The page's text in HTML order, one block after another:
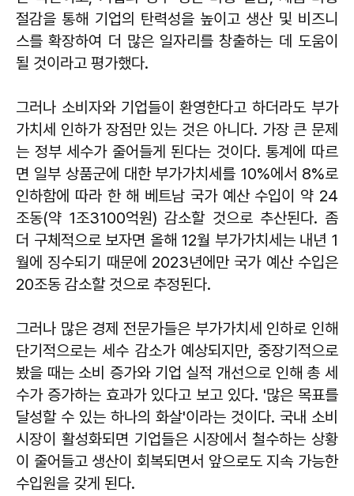
절감을 통해 기업의 탄력성을 높이고 생산 및 비즈니
스를 확장하여 더 많은 일자리를 창출하는 데 도움이
될 것이라고 평가했다.
그러나 소비자와 기업들이 환영한다고 하더라도 부가
가치세 인하가 장점만 있는 것은 아니다. 가장 큰 문제
는 정부 세수가 줄어들게 된다는 것이다. 통계에 따르
면 일부 상품군에 대한 부가가치세를 10%에서 8%로
인하함에 따라 한 해 베트남 국가 예산 수입이 약 24
조동(약 1조3100억원) 감소할 것으로 추산된다. 좀
더 구체적으로 보자면 올해 12월 부가가치세는 내년 1
월에 징수되기 때문에 2023년에만 국가 예산 수입은
20조동 감소할 것으로 추정된다.
그러나 많은 경제 전문가들은 부가가치세 인하로 인해
단기적으로는 세수 감소가 예상되지만, 중장기적으로
봤을 때는 소비 증가와 기업 실적 개선으로 인해 총 세
수가 증가하는 효과가 있다고 보고 있다. '많은 목표를
달성할 수 있는 하나의 화살'이라는 것이다. 국내 소비
시장이 활성화되면 기업들은 시장에서 철수하는 상황
이 줄어들고 생산이 회복되면서 앞으로도 지속 가능한
수입원을 갖게 된다.